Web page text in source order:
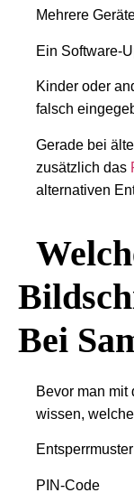
Mehrere
Ein Software-
Kinder oder
falsch
Gerade bei
zusätzlich das
alternativen
Bei
Bevor man mit
wissen,
PIN-Code